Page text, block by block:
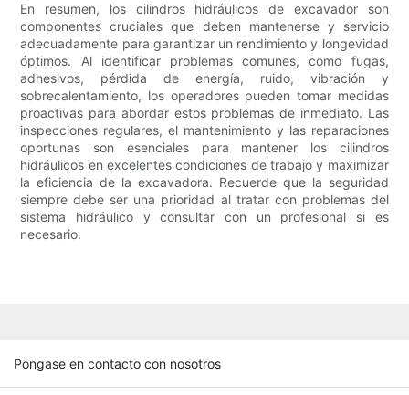
En resumen, los cilindros hidráulicos de excavador son
componentes cruciales que deben mantenerse y servicio
adecuadamente para garantizar un rendimiento y longevidad
óptimos. Al identificar problemas comunes, como fugas,
adhesivos, pérdida de energía, ruido, vibración y
sobrecalentamiento, los operadores pueden tomar medidas
proactivas para abordar estos problemas de inmediato. Las
inspecciones regulares, el mantenimiento y las reparaciones
oportunas son esenciales para mantener los cilindros
hidráulicos en excelentes condiciones de trabajo y maximizar
la eficiencia de la excavadora. Recuerde que la seguridad
siempre debe ser una prioridad al tratar con problemas del
sistema hidráulico y consultar con un profesional si es
necesario.
Póngase en contacto con nosotros